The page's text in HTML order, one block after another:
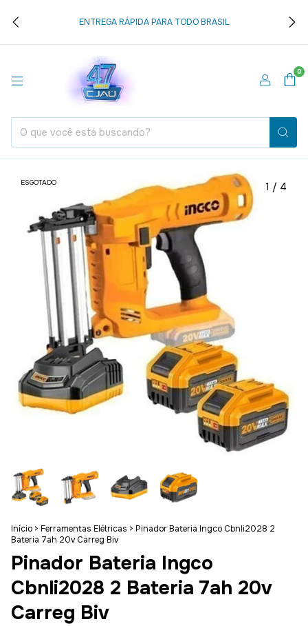
ENTREGA RÁPIDA PARA TODO BRASIL
0
ESGOTADO 1 / 4
Início > Ferramentas Elétricas > Pinador Bateria Ingco Cbnli2028 2
Bateria 7ah 20v Carreg Biv
Pinador Bateria Ingco
Cbnli2028 2 Bateria 7ah 20v
Carreg Biv